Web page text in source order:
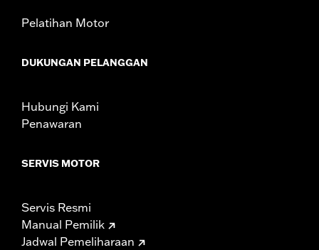
Pelatihan Motor
DUKUNGAN PELANGGAN
Hubungi Kami
Penawaran
SERVIS MOTOR
Servis Resmi
Manual Pemilik
Jadwal Pemeliharaan